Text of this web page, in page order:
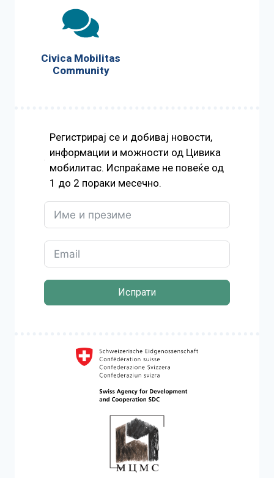
Civica Mobilitas
Community
Регистрирај се и добивај новости,
информации и можности од Цивика
мобилитас. Испраќаме не повеќе од
1 до 2 пораки месечно.
Испрати